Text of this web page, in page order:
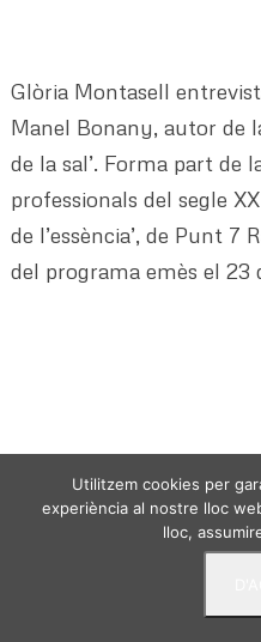
Glòria Montasell
Manel Bonany, autor de
de la sal’. Forma part de
professionals del segle
de l’essència’, de Punt 7
del programa emès el 23
VIURE DES DE
privacitat Avis
Utilitzem cookies per
experiència al nostre lloc
lloc,